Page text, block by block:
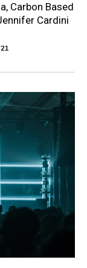
Carbon Based
Cardini